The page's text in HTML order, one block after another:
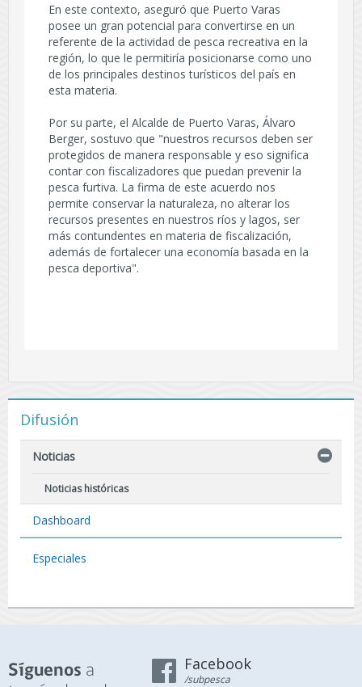
En este contexto, aseguró que Puerto Varas
posee un gran potencial para convertirse en un
referente de la actividad de pesca recreativa en la
región, lo que le permitiría posicionarse como uno
de los principales destinos turísticos del país en
esta materia.
Por su parte, el Alcalde de Puerto Varas, Álvaro
Berger, sostuvo que "nuestros recursos deben ser
protegidos de manera responsable y eso significa
contar con fiscalizadores que puedan prevenir la
pesca furtiva. La firma de este acuerdo nos
permite conservar la naturaleza, no alterar los
recursos presentes en nuestros ríos y lagos, ser
más contundentes en materia de fiscalización,
además de fortalecer una economía basada en la
pesca deportiva".
Difusión
Noticias
Noticias históricas
Dashboard
Especiales
Síguenos a
Facebook
/subpesca